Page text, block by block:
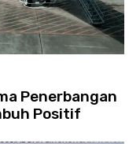
Penerbangan
Positif